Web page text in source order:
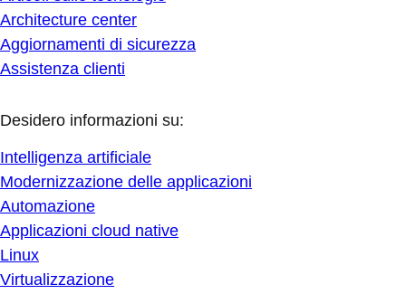
Architecture center
Aggiornamenti di sicurezza
Assistenza clienti
Desidero informazioni su:
Intelligenza artificiale
Modernizzazione delle applicazioni
Automazione
Applicazioni cloud native
Linux
Virtualizzazione